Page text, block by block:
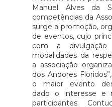
Manuel Alves da
competências da
surge a promoção,
de eventos, cujo
com a
modalidades da
a associação
dos Andores
o maior evento
dado o interesse e
participantes.